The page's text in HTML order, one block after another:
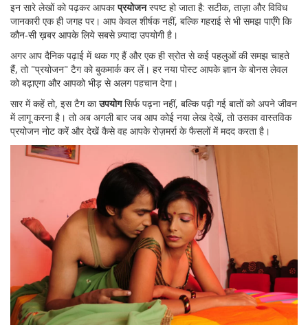
इन सारे लेखों को पढ़कर आपकाप्रयोजनस्पष्ट हो जाता है: सटीक, ताज़ा और विविध
जानकारी एक ही जगह पर। आप केवल शीर्षक नहीं, बल्कि गहराई से भी समझ पाएँगे कि
कौन‑सी ख़बर आपके लिये सबसे ज़्यादा उपयोगी है।
अगर आप दैनिक पढ़ाई में थक गए हैं और एक ही स्रोत से कई पहलुओं की समझ चाहते
हैं, तो "प्रयोजन" टैग को बुकमार्क कर लें। हर नया पोस्ट आपके ज्ञान के बोनस लेवल
को बढ़ाएगा और आपको भीड़ से अलग पहचान देगा।
सार में कहें तो, इस टैग काउपयोगसिर्फ पढ़ना नहीं, बल्कि पढ़ी गई बातों को अपने जीवन
में लागू करना है। तो अब अगली बार जब आप कोई नया लेख देखें, तो उसका वास्तविक
प्रयोजन नोट करें और देखें कैसे वह आपके रोज़मर्रा के फैसलों में मदद करता है।